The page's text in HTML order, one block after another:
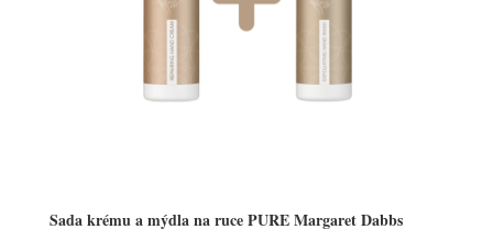
Sada krému a mýdla na ruce PURE Margaret Dabbs